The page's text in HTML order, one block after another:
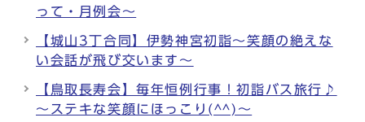
って・月例会～
【城山3丁合同】伊勢神宮初詣～笑顔の絶えな
い会話が飛び交います～
【鳥取長寿会】毎年恒例行事！初詣バス旅行♪
～ステキな笑顔にほっこり(^^)～